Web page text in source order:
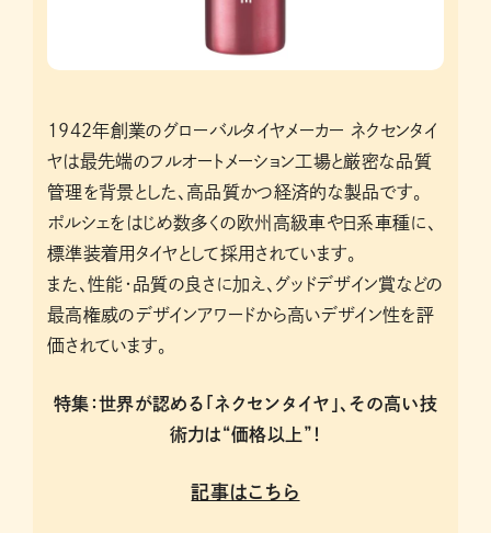
1942年創業のグローバルタイヤメーカー ネクセンタイ
ヤは最先端のフルオートメーション工場と厳密な品質
管理を背景とした、高品質かつ経済的な製品です。
ポルシェをはじめ数多くの欧州高級車や日系車種に、
標準装着用タイヤとして採用されています。
また、性能・品質の良さに加え、グッドデザイン賞などの
最高権威のデザインアワードから高いデザイン性を評
価されています。
特集：世界が認める「ネクセンタイヤ」、その高い技
術力は“価格以上”！
記事はこちら